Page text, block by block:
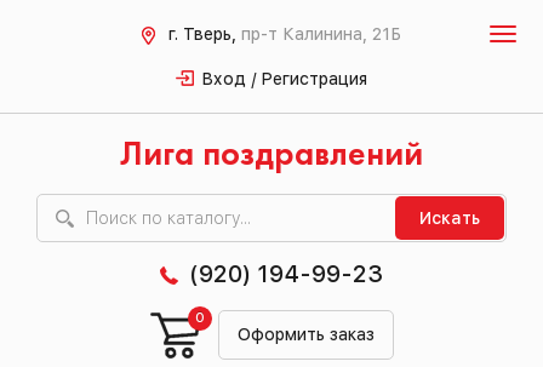
г. Тверь, пр-т Калинина, 21Б
Вход / Регистрация
Лига поздравлений
Искать
(920) 194-99-23
Оформить заказ
0